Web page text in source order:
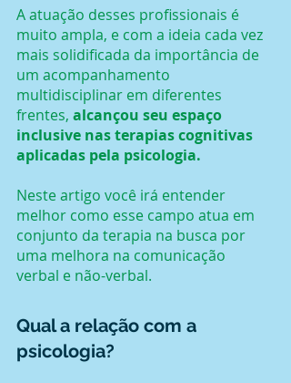
A atuação desses profissionais é
muito ampla, e com a ideia cada vez
mais solidificada da importância de
um acompanhamento
multidisciplinar em diferentes
frentes, alcançou seu espaço
inclusive nas terapias cognitivas
aplicadas pela psicologia.
Neste artigo você irá entender
melhor como esse campo atua em
conjunto da terapia na busca por
uma melhora na comunicação
verbal e não-verbal.
Qual a relação com a
psicologia?